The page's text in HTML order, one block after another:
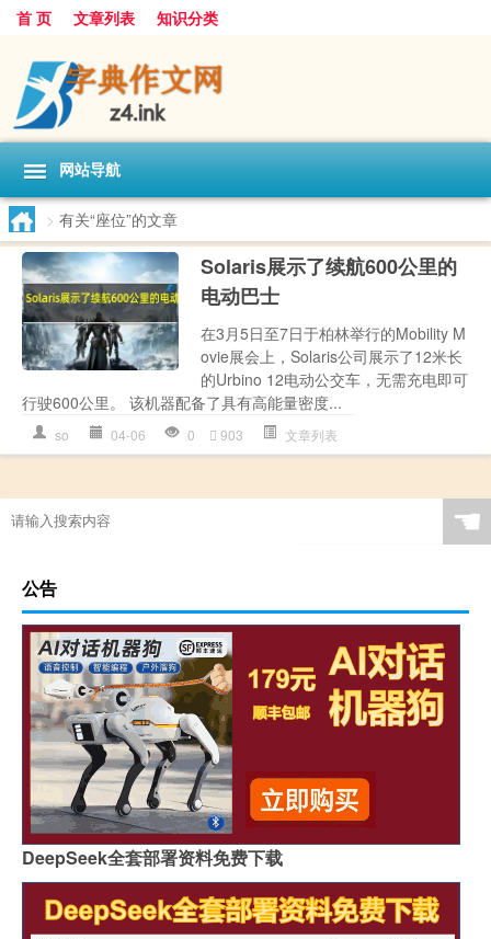
首 页 文章列表 知识分类
网站导航
> 有关“座位”的文章
Solaris展示了续航600公里的
电动巴士
在3月5日至7日于柏林举行的Mobility M
ovie展会上，Solaris公司展示了12米长
的Urbino 12电动公交车，无需充电即可
行驶600公里。 该机器配备了具有高能量密度...
so 04-06 0 903 文章列表
☚
公告
DeepSeek全套部署资料免费下载